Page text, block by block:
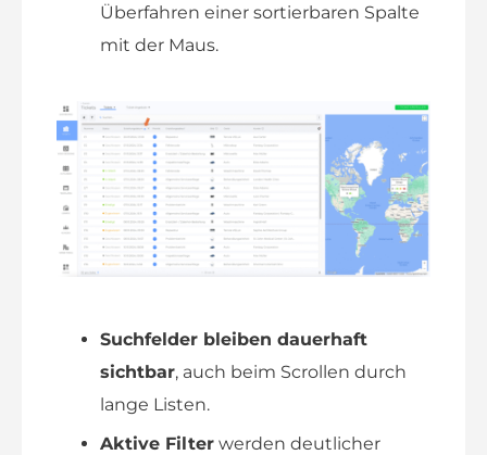
Überfahren einer sortierbaren Spalte
mit der Maus.
Suchfelder bleiben dauerhaft
sichtbar, auch beim Scrollen durch
lange Listen.
Aktive Filter werden deutlicher